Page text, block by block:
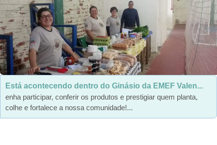
Está acontecendo dentro do Ginásio da EMEF Valen...
enha participar, conferir os produtos e prestigiar quem planta,
colhe e fortalece a nossa comunidade!...